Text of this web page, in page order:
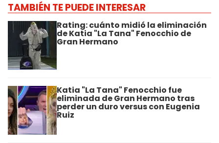
TAMBIÉN TE PUEDE INTERESAR
Rating: cuánto midió la eliminación
de Katia "La Tana" Fenocchio de
Gran Hermano
Katia "La Tana" Fenocchio fue
eliminada de Gran Hermano tras
perder un duro versus con Eugenia
Ruiz